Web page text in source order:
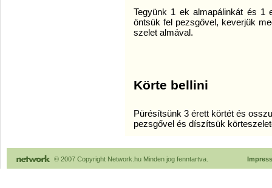
Tegyünk 1 ek almapálinkát és 1
öntsük fel pezsgővel, keverjük
szelet almával.
Körte bellini
Pürésítsünk 3 érett körtét és
pezsgővel és díszítsük
© 2007 Copyright Network.hu Minden jog fenntartva.